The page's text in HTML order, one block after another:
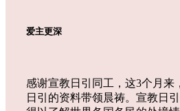
爱主更深
感谢宣教日引同工，这3个月来
日引的资料带领晨祷。宣教日